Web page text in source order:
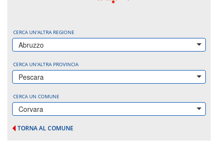
CERCA UN'ALTRA REGIONE
Abruzzo
CERCA UN'ALTRA PROVINCIA
Pescara
CERCA UN COMUNE
Corvara
TORNA AL COMUNE